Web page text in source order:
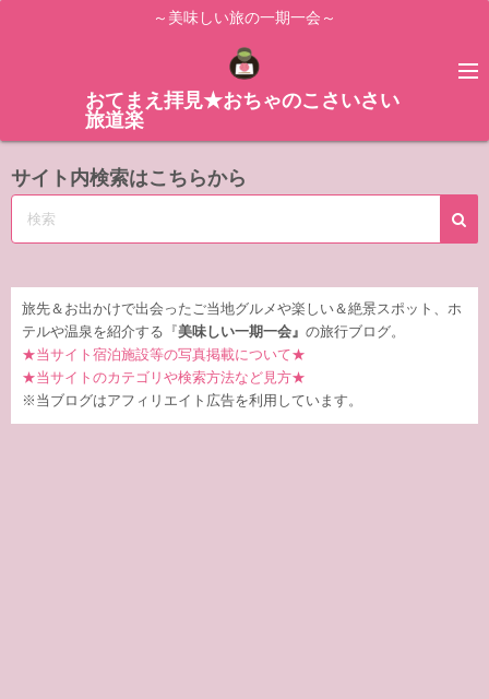
ス
ッ
～美味しい旅の一期一会～
おてまえ拝見★おちゃのこさいさい
旅道楽
サイト内検索はこちらから
旅先＆お出かけで出会ったご当地グルメや楽しい＆絶景スポット、ホ
テルや温泉を紹介する『 美味しい一期一会』 の旅行ブログ。
★当サイト宿泊施設等の写真掲載について★
★当サイトのカテゴリや検索方法など見方★
※当ブログはアフィリエイト広告を利用しています。